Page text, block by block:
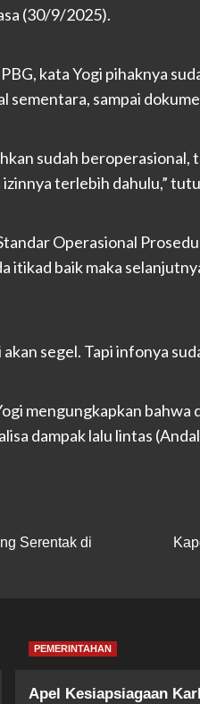
(30/9/2025).
kata Yogi pihaknya
sementara, sampai
sudah
terlebih dahulu,”
Operasional
itikad baik maka
segel. Tapi infonya
mengungkapkan
dampak lalu lintas
Serentak di
PEMERINTAHAN
Apel Kesiapsiagaan